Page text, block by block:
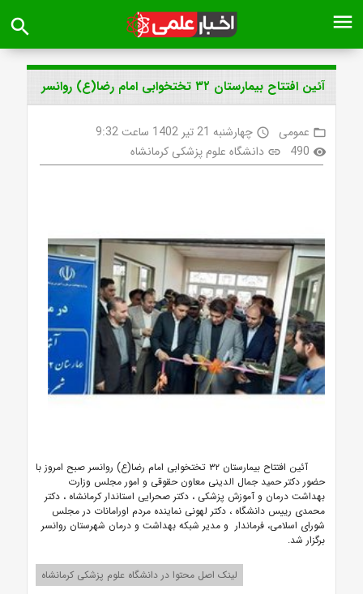
menu
search
آئین افتتاح بیمارستان ۳۲ تختخوابی امام رضا(ع) روانسر
folder_open عمومی access_time چهارشنبه 21 تیر 1402 ساعت 9:32
visibility
490
link دانشگاه علوم پزشکی کرمانشاه
آئین افتتاح بیمارستان ۳۲ تختخوابی امام رضا(ع) روانسر صبح امروز با
حضور دکتر حمید جمال الدینی معاون حقوقی و امور مجلس وزارت
بهداشت درمان و آموزش پزشکی ، دکتر صحرایی استاندار کرمانشاه ، دکتر
محمدی رییس دانشگاه ، دکتر لهونی نماینده مردم اورامانات در مجلس
شورای اسلامی، فرماندار و مدیر شبکه بهداشت و درمان شهرستان روانسر
برگزار شد.
لینک اصل محتوا در دانشگاه علوم پزشکی کرمانشاه